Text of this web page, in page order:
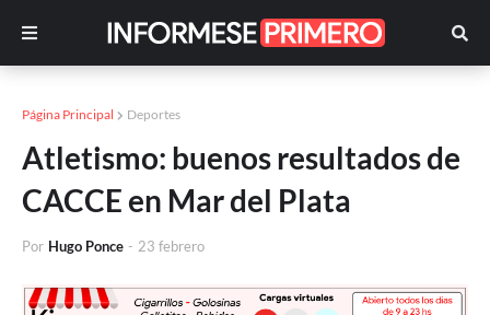
Página Principal Deportes
Atletismo: buenos resultados de
CACCE en Mar del Plata
Por Hugo Ponce - 23 febrero